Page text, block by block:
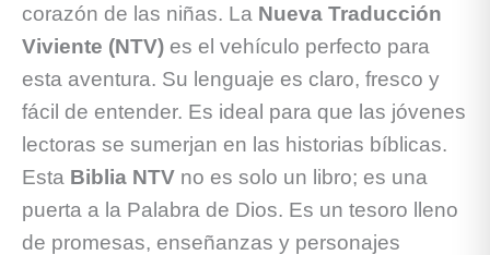
corazón de las niñas. La Nueva Traducción
Viviente (NTV) es el vehículo perfecto para
esta aventura. Su lenguaje es claro, fresco y
fácil de entender. Es ideal para que las jóvenes
lectoras se sumerjan en las historias bíblicas.
Esta Biblia NTV no es solo un libro; es una
puerta a la Palabra de Dios. Es un tesoro lleno
de promesas, enseñanzas y personajes